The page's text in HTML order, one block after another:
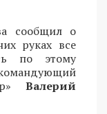
сообщил о
руках все
по этому
Валерий